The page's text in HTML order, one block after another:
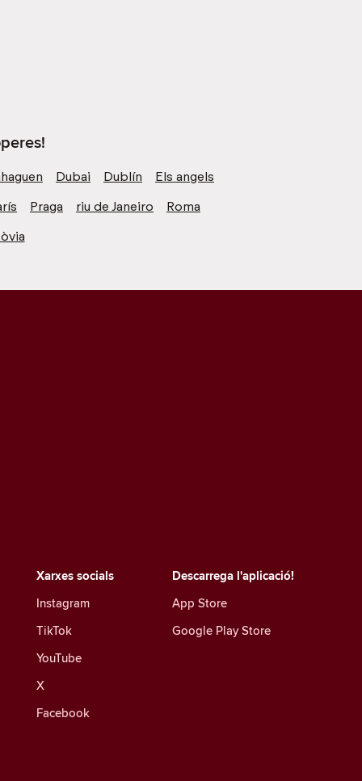
Dubai Dublín
Els angels
Praga riu de Janeiro
Roma
Xarxes socials
Instagram
TikTok
YouTube
X
Facebook
Descarrega l'aplicació!
App Store
Google Play Store